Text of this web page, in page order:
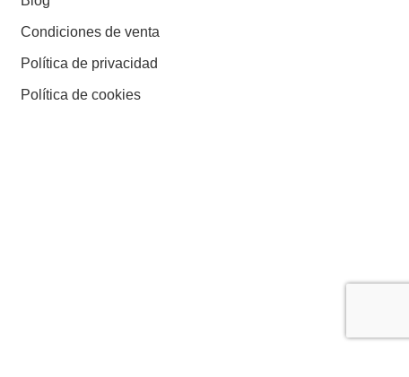
Condiciones de venta
Política de privacidad
Política de cookies